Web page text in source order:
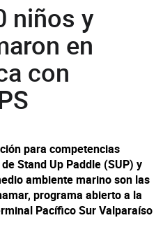
niños y
en
con
para competencias
Stand Up Paddle (SUP) y
ambiente marino son las
programa abierto a la
Pacífico Sur Valparaíso